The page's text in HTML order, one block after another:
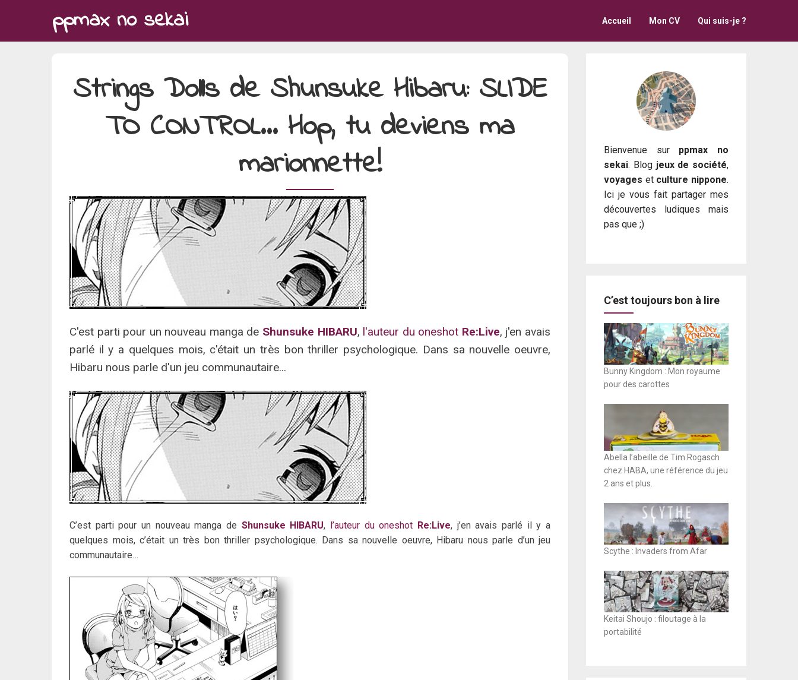
ppmax no sekai Accueil Mon CV Qui suis-je ?
Strings Dolls de Shunsuke Hibaru: SLIDE
TO CONTROL… Hop, tu deviens ma
marionnette!
C'est parti pour un nouveau manga de Shunsuke HIBARU, l'auteur du oneshot Re:Live, j'en avais
parlé il y a quelques mois, c'était un très bon thriller psychologique. Dans sa nouvelle oeuvre,
Hibaru nous parle d'un jeu communautaire...
C’est parti pour un nouveau manga de Shunsuke HIBARU, l’auteur du oneshot Re:Live, j’en avais parlé il y a
quelques mois, c’était un très bon thriller psychologique. Dans sa nouvelle oeuvre, Hibaru nous parle d’un jeu
communautaire…
Bienvenue sur ppmax no
sekai. Blog jeux de société,
voyages et culture nippone.
Ici je vous fait partager mes
découvertes ludiques mais
pas que ;)
C’est toujours bon à lire
Bunny Kingdom : Mon royaume
pour des carottes
Abella l’abeille de Tim Rogasch
chez HABA, une référence du jeu
2 ans et plus.
Scythe : Invaders from Afar
Keitai Shoujo : filoutage à la
portabilité